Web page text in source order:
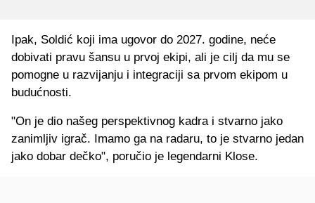
Ipak, Soldić koji ima ugovor do 2027. godine, neće
dobivati pravu šansu u prvoj ekipi, ali je cilj da mu se
pomogne u razvijanju i integraciji sa prvom ekipom u
budućnosti.
"On je dio našeg perspektivnog kadra i stvarno jako
zanimljiv igrač. Imamo ga na radaru, to je stvarno jedan
jako dobar dečko", poručio je legendarni Klose.